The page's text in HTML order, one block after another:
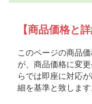
【商品価格と
このページの商品
が、商品価格に変
らでは即座に対応
細を基準と致します